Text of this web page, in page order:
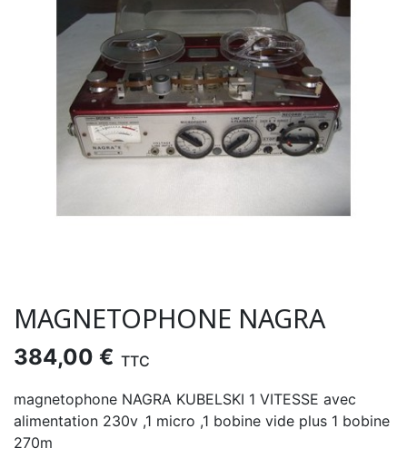
MAGNETOPHONE NAGRA
384,00 € TTC
magnetophone NAGRA KUBELSKI 1 VITESSE avec
alimentation 230v ,1 micro ,1 bobine vide plus 1 bobine
270m